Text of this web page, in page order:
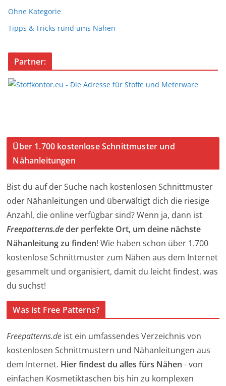
Ohne Kategorie
Tipps & Tricks rund ums Nähen
Partner:
Über 1.700 kostenlose Schnittmuster und
Nähanleitungen
Bist du auf der Suche nach kostenlosen Schnittmuster
oder Nähanleitungen und überwältigt dich die riesige
Anzahl, die online verfügbar sind? Wenn ja, dann ist
Freepatterns.deder perfekte Ort, um deine nächste
Nähanleitung zu finden! Wie haben schon über 1.700
kostenlose Schnittmuster zum Nähen aus dem Internet
gesammelt und organisiert, damit du leicht findest, was
du suchst!
Was ist Free Patterns?
Freepatterns.de ist ein umfassendes Verzeichnis von
kostenlosen Schnittmustern und Nähanleitungen aus
dem Internet. Hier findest du alles fürs Nähen - von
einfachen Kosmetiktaschen bis hin zu komplexen